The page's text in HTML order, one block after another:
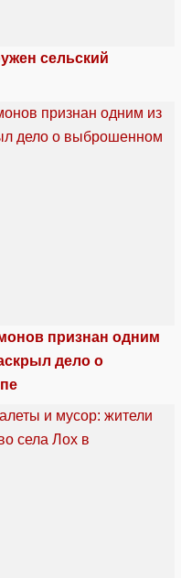
сельский
признан одним
дело о